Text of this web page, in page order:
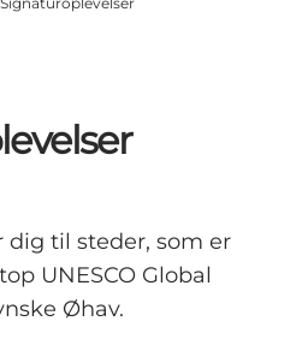
dig til steder, som er
UNESCO Global
Øhav.